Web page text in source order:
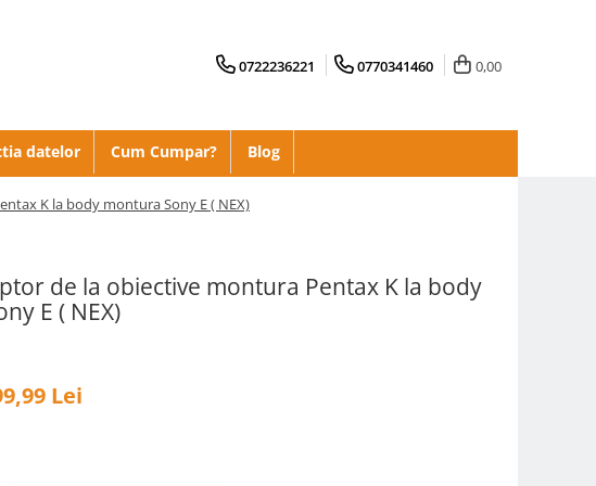
0722236221 0770341460 0,00
datelor Cum Cumpar? Blog
K la body montura Sony E ( NEX)
de la obiective montura Pentax K la body
E ( NEX)
Lei